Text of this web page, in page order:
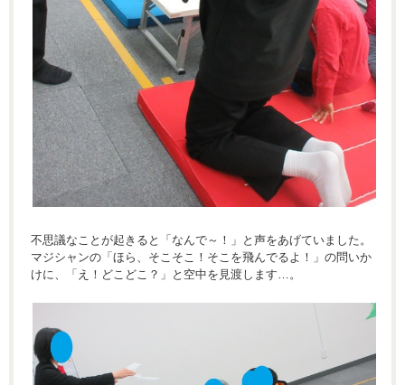
不思議なことが起きると「なんで～！」と声をあげていました。
マジシャンの「ほら、そこそこ！そこを飛んでるよ！」の問いか
けに、「え！どこどこ？」と空中を見渡します…。